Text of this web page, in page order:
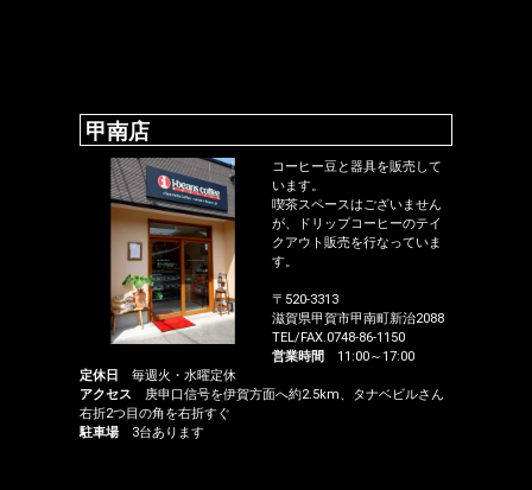
甲南店
コーヒー豆と器具を販売して
います。
喫茶スペースはございません
が、ドリップコーヒーのテイ
クアウト販売を行なっていま
す。
〒520-3313
滋賀県甲賀市甲南町新治2088
TEL/FAX.0748-86-1150
営業時間 11:00～17:00
定休日 毎週火・水曜定休
アクセス 庚申口信号を伊賀方面へ約2.5km、タナベビルさん
右折2つ目の角を右折すぐ
駐車場 3台あります